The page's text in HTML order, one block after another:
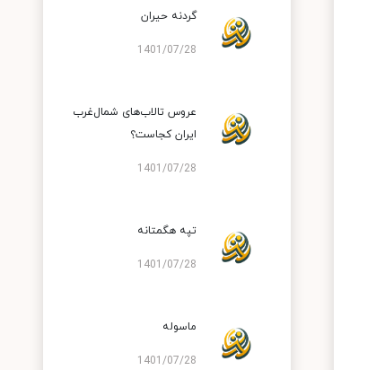
گردنه حیران
1401/07/28
عروس تالاب‌های شمال‌غرب
ایران کجاست؟
1401/07/28
تپه هگمتانه
1401/07/28
ماسوله
1401/07/28